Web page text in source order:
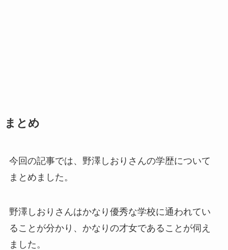
まとめ
今回の記事では、野澤しおりさんの学歴について
まとめました。
野澤しおりさんはかなり優秀な学校に通われてい
ることが分かり、かなりの才女であることが伺え
ました。